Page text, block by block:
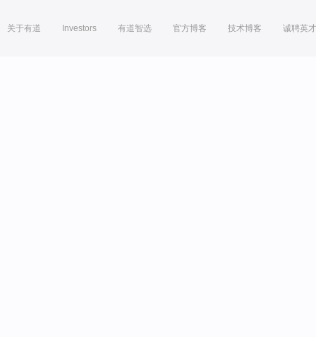
关于有道 Investors 有道智选 官方博客 技术博客 诚聘英才